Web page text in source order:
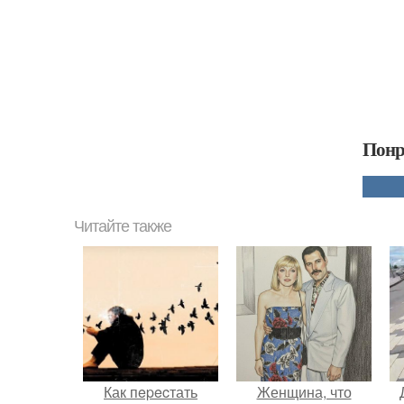
Читайте также
Как пepecтать
Женщина, что